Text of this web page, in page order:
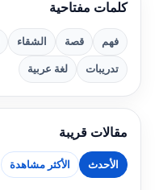
كلمات مفتاحية
فهم قصة الشقاء
تدريبات لغة عربية
مقالات قريبة
الأحدث الأكثر مشاهدة